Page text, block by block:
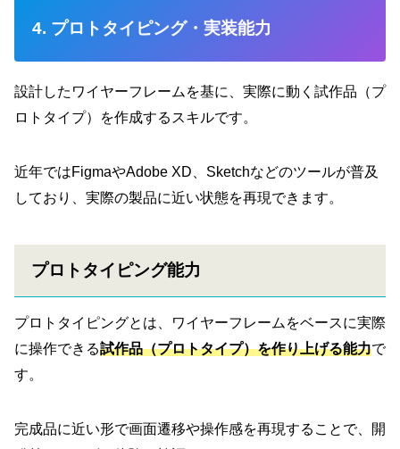
4. プロトタイピング・実装能力
設計したワイヤーフレームを基に、実際に動く試作品（プ
ロトタイプ）を作成するスキルです。
近年ではFigmaやAdobe XD、Sketchなどのツールが普及
しており、実際の製品に近い状態を再現できます。
プロトタイピング能力
プロトタイピングとは、ワイヤーフレームをベースに実際
に操作できる試作品（プロトタイプ）を作り上げる能力で
す。
完成品に近い形で画面遷移や操作感を再現することで、開